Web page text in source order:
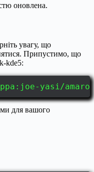
оновлена.
увагу, що
Припустимо, що
kde5:
yasi/
для вашого